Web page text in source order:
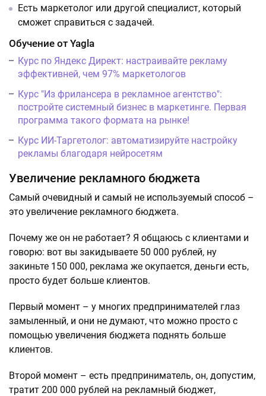
Есть маркетолог или другой специалист, который
сможет справиться с задачей.
Обучение от Yagla
Курс по Яндекс Директ: настраивайте рекламу
эффективней, чем 97% маркетологов
Курс "Из фрилансера в рекламное агентство":
постройте системный бизнес в маркетинге. Первая
программа такого формата на рынке!
Курс ИИ-Таргетолог: автоматизируйте настройку
рекламы благодаря нейросетям
Увеличение рекламного бюджета
Самый очевидный и самый не используемый способ –
это увеличение рекламного бюджета.
Почему же он не работает? Я общаюсь с клиентами и
говорю: вот вы закидываете 50 000 рублей, ну
закиньте 150 000, реклама же окупается, деньги есть,
просто будет больше клиентов.
Первый момент – у многих предпринимателей глаз
замыленный, и они не думают, что можно просто с
помощью увеличения бюджета поднять больше
клиентов.
Второй момент – есть предприниматель, он, допустим,
тратит 200 000 рублей на рекламный бюджет,